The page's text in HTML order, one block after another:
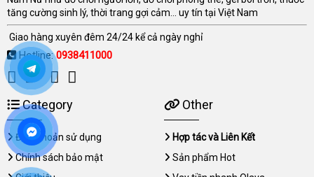
tăng cường sinh lý, thời trang gợi cảm... uy tín tại Việt Nam
Giao hàng xuyên đêm 24/24 kể cả ngày nghỉ
Hotline:0938411000
Category
Điều khoản sử dụng
Chính sách bảo mật
Other
Hợp tác và Liên Kết
Sản phẩm Hot